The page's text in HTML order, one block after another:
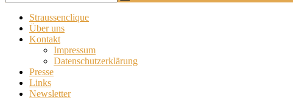
Straussenclique
Über uns
Kontakt
Impressum
Datenschutzerklärung
Presse
Links
Newsletter